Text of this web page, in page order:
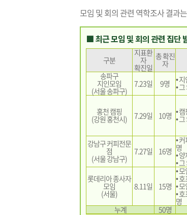
모임 및 회의 관련 역학조사 결과
■ 최근 모임 및 회의 관련 집단
구분
지표환
자
확진일
총 확진
자
송파구
지인모임
(서울 송파구)
7.23일 9명 •
•
홍천 캠핑
(강원 홍천시) 7.29일 10명 •
•
강남구 커피전문
점
(서울 강남구)
7.27일 16명
•
명
•
•
롯데리아 종사자
모임
(서울)
8.11일 15명
•
•
•
•
명
누계
50명